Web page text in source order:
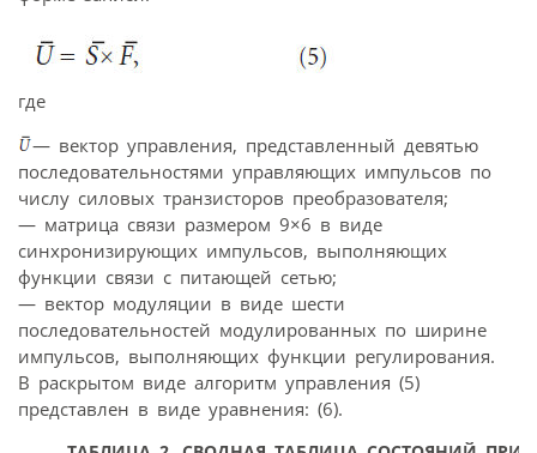
где
— вектор управления, представленный девятью
последовательностями управляющих импульсов по
числу силовых транзисторов преобразователя;
— матрица связи размером 9×6 в виде
синхронизирующих импульсов, выполняющих
функции связи с питающей сетью;
— вектор модуляции в виде шести
последовательностей модулированных по ширине
импульсов, выполняющих функции регулирования.
В раскрытом виде алгоритм управления (5)
представлен в виде уравнения: (6).